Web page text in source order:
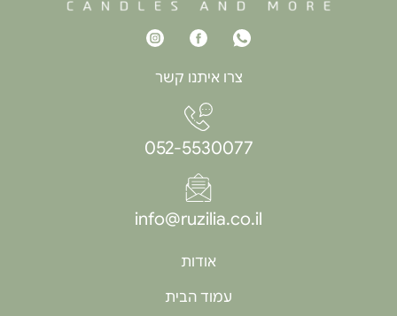
צרו איתנו קשר
052-5530077
info@ruzilia.co.il
אודות
עמוד הבית